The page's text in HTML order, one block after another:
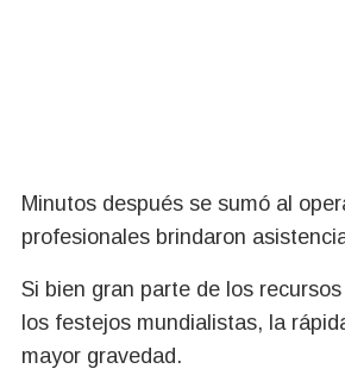
Minutos después se sumó al
profesionales brindaron
Si bien gran parte de los
los festejos mundialistas, la
mayor gravedad.